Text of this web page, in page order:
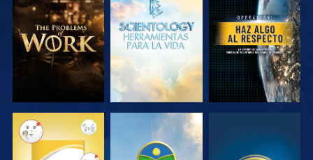
EXPLORA LAS
SERIES
EXPLORA LAS
SERIES
VE
VE VE VE